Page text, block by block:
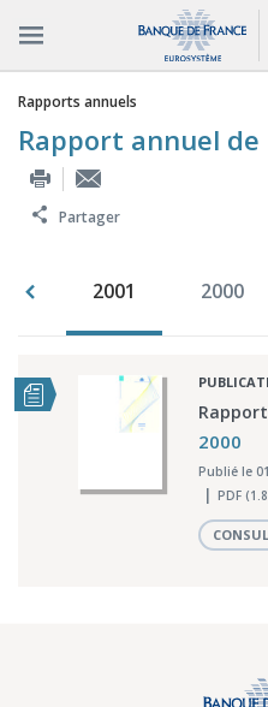
Vous êtes ici
Rapports annuels
Rapport annuel de
Partager
2001 2000
2000
Publié le
PDF